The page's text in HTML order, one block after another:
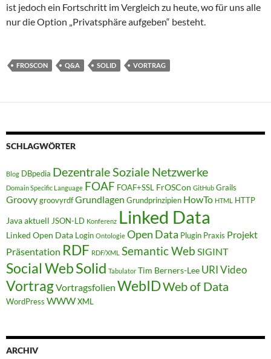
ist jedoch ein Fortschritt im Vergleich zu heute, wo für uns alle
nur die Option „Privatsphäre aufgeben“ besteht.
FROSCON Q&A SOLID VORTRAG
SCHLAGWÖRTER
Blog DBpedia Dezentrale Soziale Netzwerke
Domain Specific Language FOAF FOAF+SSL FrOSCon GitHub Grails
GroovygroovyrdfGrundlagen Grundprinzipien HowTo HTML HTTP
Java aktuell JSON-LD Konferenz Linked Data
Linked Open Data Login Ontologie Open Data Plugin Praxis Projekt
Präsentation RDF RDF/XML Semantic Web SIGINT
Social WebSolid Tabulator Tim Berners-Lee URIVideo
VortragVortragsfolien WebIDWeb of Data
WordPress WWWXML
ARCHIV